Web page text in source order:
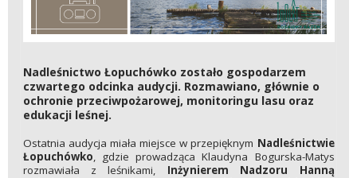
Nadleśnictwo Łopuchówko zostało gospodarzem
czwartego odcinka audycji. Rozmawiano, głównie o
ochronie przeciwpożarowej, monitoringu lasu oraz
edukacji leśnej.
Ostatnia audycja miała miejsce w przepięknym Nadleśnictwie
Łopuchówko, gdzie prowadząca Klaudyna Bogurska-Matys
rozmawiała z leśnikami, Inżynierem Nadzoru Hanną